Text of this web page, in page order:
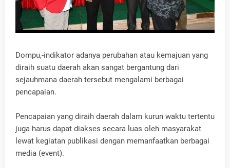
Dompu,-indikator adanya perubahan atau kemajuan yang
diraih suatu daerah akan sangat bergantung dari
sejauhmana daerah tersebut mengalami berbagai
pencapaian.
Pencapaian yang diraih daerah dalam kurun waktu tertentu
juga harus dapat diakses secara luas oleh masyarakat
lewat kegiatan publikasi dengan memanfaatkan berbagai
media (event).